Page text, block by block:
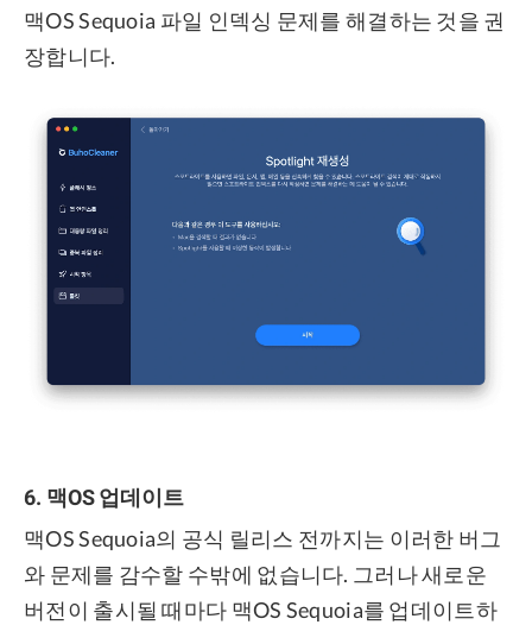
맥OS Sequoia 파일 인덱싱 문제를 해결하는 것을 권
장합니다.
6. 맥OS 업데이트
맥OS Sequoia의 공식 릴리스 전까지는 이러한 버그
와 문제를 감수할 수밖에 없습니다. 그러나 새로운
버전이 출시될 때마다 맥OS Sequoia를 업데이트하